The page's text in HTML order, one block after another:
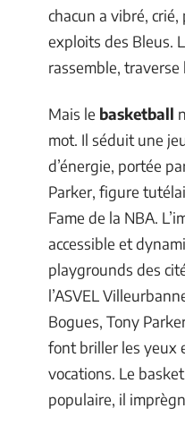
chacun a vibré,
exploits des Bleus.
rassemble,
Mais le basketball
mot. Il séduit une
d’énergie, portée
Parker, figure
Fame de la NBA.
accessible et
playgrounds des
l’ASVEL
Bogues, Tony
font briller les yeux
vocations. Le
populaire, il